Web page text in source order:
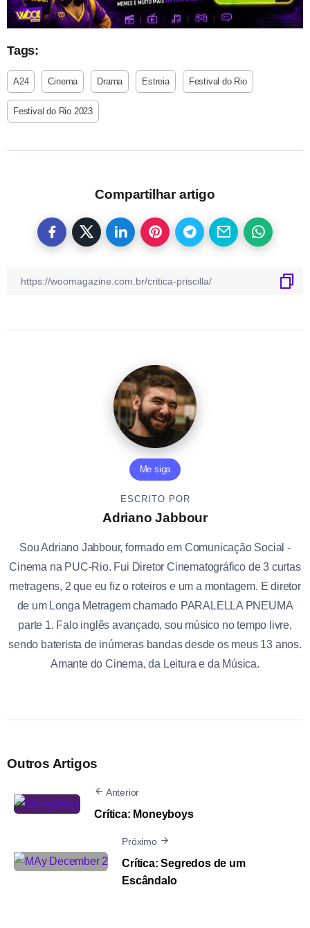
Tags:
A24 Cinema Drama Estreia Festival do Rio
Festival do Rio 2023
Compartilhar artigo
Me siga
ESCRITO POR
Adriano Jabbour
Sou Adriano Jabbour, formado em Comunicação Social -
Cinema na PUC-Rio. Fui Diretor Cinematográfico de 3 curtas
metragens, 2 que eu fiz o roteiros e um a montagem. E diretor
de um Longa Metragem chamado PARALELLA PNEUMA
parte 1. Falo inglês avançado, sou músico no tempo livre,
sendo baterista de inúmeras bandas desde os meus 13 anos.
Amante do Cinema, da Leitura e da Música.
Outros Artigos
Anterior
Crítica: Moneyboys
Próximo
Crítica: Segredos de um
Escândalo